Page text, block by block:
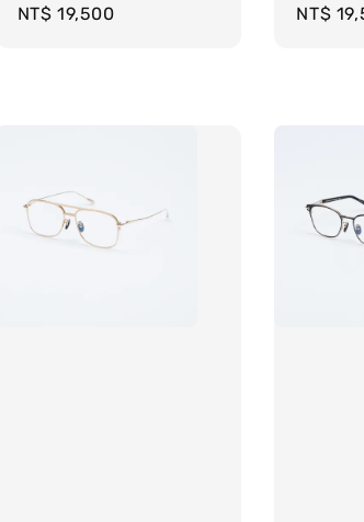
Regular
NT$ 19,500
Regular
NT$